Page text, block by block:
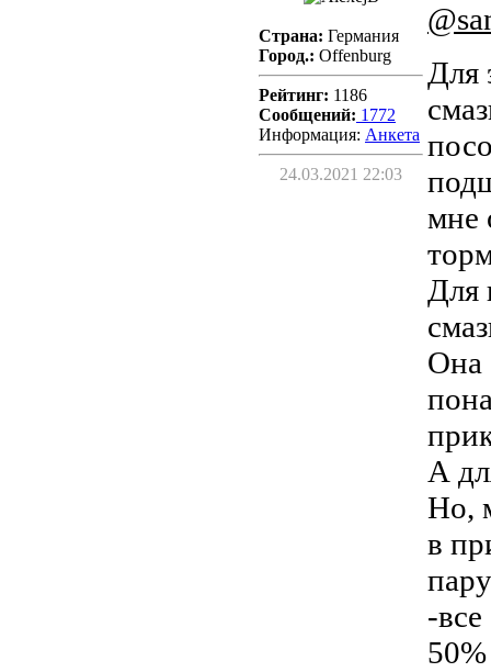
Страна: Германия
Город.: Offenburg
Рейтинг: 1186
Сообщений: 1772
Информация: Aнкета
24.03.2021 22:03
Для
мне
Для
Она
А
Но,
в
-